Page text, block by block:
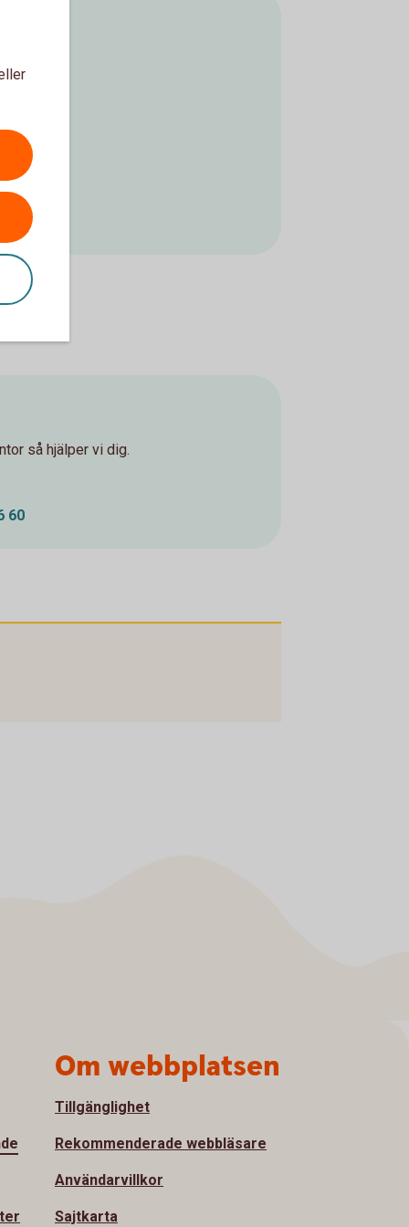
så hjälper vi dig.
60
Om webbplatsen
Tillgänglighet
Rekommenderade webbläsare
Användarvillkor
Sajtkarta